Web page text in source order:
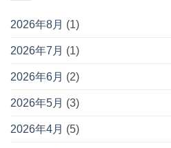
2026年8月 (1)
2026年7月 (1)
2026年6月 (2)
2026年5月 (3)
2026年4月 (5)